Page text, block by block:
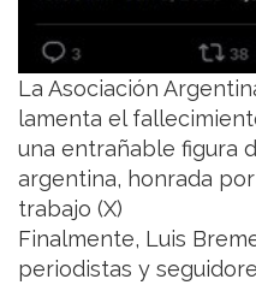
La Asociación
lamenta el
una entrañable figura
argentina, honrada
trabajo (X)
Finalmente, Luis
periodistas y